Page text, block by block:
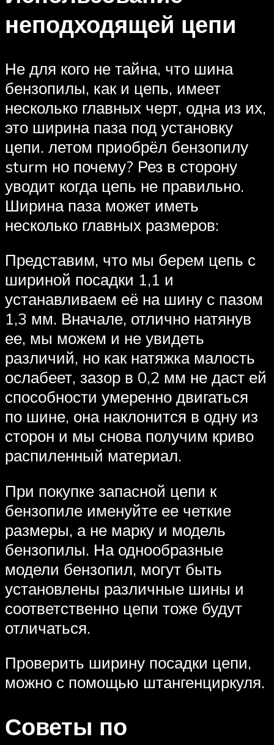
неподходящей цепи
Не для кого не тайна, что шина
бензопилы, как и цепь, имеет
несколько главных черт, одна из их,
это ширина паза под установку
цепи. летом приобрёл бензопилу
sturm но почему? Рез в сторону
уводит когда цепь не правильно.
Ширина паза может иметь
несколько главных размеров:
Представим, что мы берем цепь с
шириной посадки 1,1 и
устанавливаем её на шину с пазом
1,3 мм. Вначале, отлично натянув
ее, мы можем и не увидеть
различий, но как натяжка малость
ослабеет, зазор в 0,2 мм не даст ей
способности умеренно двигаться
по шине, она наклонится в одну из
сторон и мы снова получим криво
распиленный материал.
При покупке запасной цепи к
бензопиле именуйте ее четкие
размеры, а не марку и модель
бензопилы. На однообразные
модели бензопил, могут быть
установлены различные шины и
соответственно цепи тоже будут
отличаться.
Проверить ширину посадки цепи,
можно с помощью штангенциркуля.
Советы по